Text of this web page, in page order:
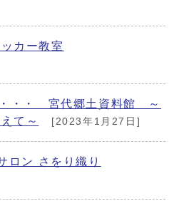
カー教室
・・・ 宮代郷土資料館 ～
て～
[2023年1月27日]
ン さをり織り